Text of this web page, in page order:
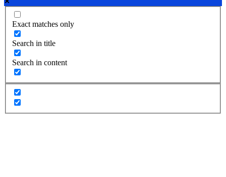
Exact matches only
Search in title
Search in content